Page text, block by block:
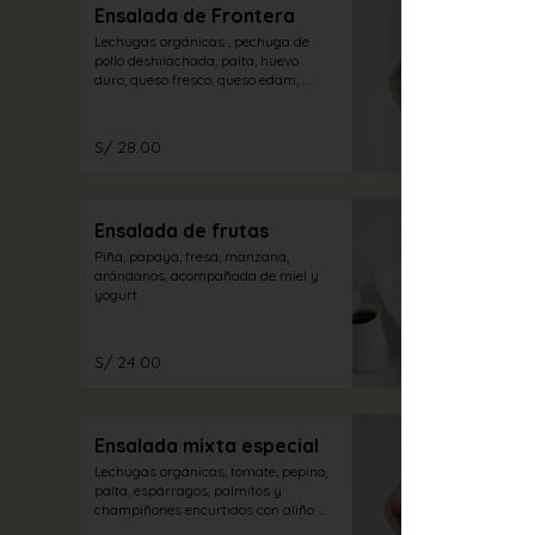
Ensalada de Frontera
Lechugas orgánicas , pechuga de
pollo deshilachada, palta, huevo
duro, queso fresco, queso edam,
S/ 28.00
Ensalada de frutas
Piña, papaya, fresa, manzana,
arándanos, acompañada de miel y
yogurt
S/ 24.00
Ensalada mixta especial
Lechugas orgánicas, tomate, pepino,
palta, espárragos, palmitos y
champiñones encurtidos con aliño a